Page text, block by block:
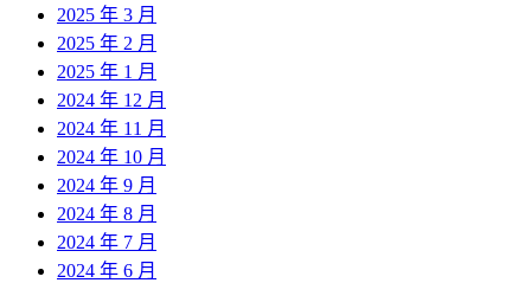
2025 年 3 月
2025 年 2 月
2025 年 1 月
2024 年 12 月
2024 年 11 月
2024 年 10 月
2024 年 9 月
2024 年 8 月
2024 年 7 月
2024 年 6 月